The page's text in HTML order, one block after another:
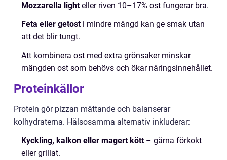
Mozzarella lighteller riven 10–17% ost fungerar bra.
Feta eller getosti mindre mängd kan ge smak utan
att det blir tungt.
Att kombinera ost med extra grönsaker minskar
mängden ost som behövs och ökar näringsinnehållet.
Proteinkällor
Protein gör pizzan mättande och balanserar
kolhydraterna. Hälsosamma alternativ inkluderar:
Kyckling, kalkon eller magert kött– gärna förkokt
eller grillat.